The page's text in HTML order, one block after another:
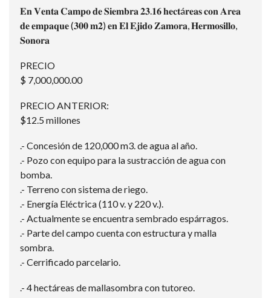
𝐄𝐧 𝐕𝐞𝐧𝐭𝐚 𝐂𝐚𝐦𝐩𝐨 𝐝𝐞 𝐒𝐢𝐞𝐦𝐛𝐫𝐚 𝟐𝟑.𝟏𝟔 𝐡𝐞𝐜𝐭á𝐫𝐞𝐚𝐬 𝐜𝐨𝐧 𝐀𝐫𝐞𝐚
𝐝𝐞 𝐞𝐦𝐩𝐚𝐪𝐮𝐞 (𝟑𝟎𝟎 𝐦𝟐) 𝐞𝐧 𝐄𝐥 𝐄𝐣𝐢𝐝𝐨 𝐙𝐚𝐦𝐨𝐫𝐚, 𝐇𝐞𝐫𝐦𝐨𝐬𝐢𝐥𝐥𝐨,
𝐒𝐨𝐧𝐨𝐫𝐚
PRECIO
$ 7,000,000.00
PRECIO ANTERIOR:
$12.5 millones
.- Concesión de 120,000 m3. de agua al año.
.- Pozo con equipo para la sustracción de agua con
bomba.
.- Terreno con sistema de riego.
.- Energía Eléctrica (110 v. y 220 v.).
.- Actualmente se encuentra sembrado espárragos.
.- Parte del campo cuenta con estructura y malla
sombra.
.- Cerrificado parcelario.
.- 4 hectáreas de mallasombra con tutoreo.